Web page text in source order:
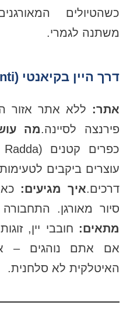
כשהטיולים המאורגנים
משתנה לגמרי.
דרך היין בקיאנטי (Chianti) – יום מלא
אתר:ללא אתר אזור
פירנצה לסיינה.מה
עוצרים ביקבים לטעימות
דרכים.איך מגיעים:כאן
סיור מאורגן. התחבורה
מתאים:חובבי יין, זוגות
אם אתם נוהגים –
האיטלקית לא סלחנית.